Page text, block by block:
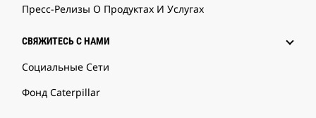
Пресс-Релизы О Продуктах И Услугах
СВЯЖИТЕСЬ С НАМИ
Социальные Сети
Фонд Caterpillar